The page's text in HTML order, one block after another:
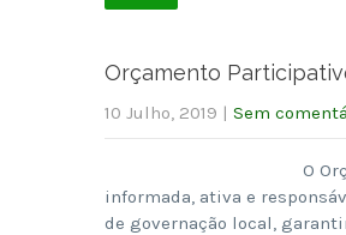
Orçamento
10 Julho, 2019 | Sem
O
informada, ativa e
de governação local,